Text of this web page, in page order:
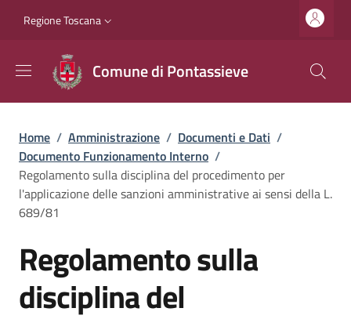
Slim top
Regione Toscana
Comune di Pontassieve
Briciole di pane
Home / Amministrazione / Documenti e Dati /
Documento Funzionamento Interno /
Regolamento sulla disciplina del procedimento per
l'applicazione delle sanzioni amministrative ai sensi della L.
689/81
Regolamento sulla
disciplina del